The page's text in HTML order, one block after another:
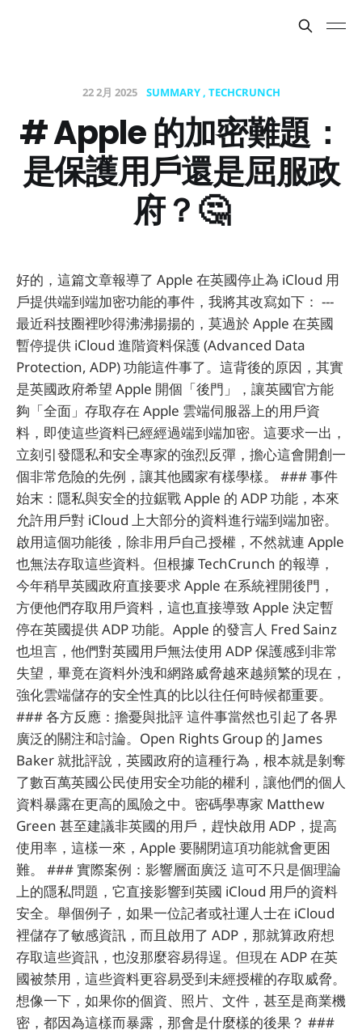
22 2月 2025 SUMMARY TECHCRUNCH
# Apple 的加密難題：
是保護用戶還是屈服政
府？🤔
好的，這篇文章報導了 Apple 在英國停止為 iCloud 用
戶提供端到端加密功能的事件，我將其改寫如下： ---
最近科技圈裡吵得沸沸揚揚的，莫過於 Apple 在英國
暫停提供 iCloud 進階資料保護 (Advanced Data
Protection, ADP) 功能這件事了。這背後的原因，其實
是英國政府希望 Apple 開個「後門」，讓英國官方能
夠「全面」存取存在 Apple 雲端伺服器上的用戶資
料，即使這些資料已經經過端到端加密。這要求一出，
立刻引發隱私和安全專家的強烈反彈，擔心這會開創一
個非常危險的先例，讓其他國家有樣學樣。 ### 事件
始末：隱私與安全的拉鋸戰 Apple 的 ADP 功能，本來
允許用戶對 iCloud 上大部分的資料進行端到端加密。
啟用這個功能後，除非用戶自己授權，不然就連 Apple
也無法存取這些資料。但根據 TechCrunch 的報導，
今年稍早英國政府直接要求 Apple 在系統裡開後門，
方便他們存取用戶資料，這也直接導致 Apple 決定暫
停在英國提供 ADP 功能。Apple 的發言人 Fred Sainz
也坦言，他們對英國用戶無法使用 ADP 保護感到非常
失望，畢竟在資料外洩和網路威脅越來越頻繁的現在，
強化雲端儲存的安全性真的比以往任何時候都重要。
### 各方反應：擔憂與批評 這件事當然也引起了各界
廣泛的關注和討論。Open Rights Group 的 James
Baker 就批評說，英國政府的這種行為，根本就是剝奪
了數百萬英國公民使用安全功能的權利，讓他們的個人
資料暴露在更高的風險之中。密碼學專家 Matthew
Green 甚至建議非英國的用戶，趕快啟用 ADP，提高
使用率，這樣一來，Apple 要關閉這項功能就會更困
難。 ### 實際案例：影響層面廣泛 這可不只是個理論
上的隱私問題，它直接影響到英國 iCloud 用戶的資料
安全。舉個例子，如果一位記者或社運人士在 iCloud
裡儲存了敏感資訊，而且啟用了 ADP，那就算政府想
存取這些資訊，也沒那麼容易得逞。但現在 ADP 在英
國被禁用，這些資料更容易受到未經授權的存取威脅。
想像一下，如果你的個資、照片、文件，甚至是商業機
密，都因為這樣而暴露，那會是什麼樣的後果？ ###